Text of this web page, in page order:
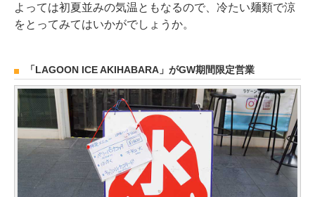
よっては初夏並みの気温ともなるので、冷たい麺類で涼
をとってみてはいかがでしょうか。
「LAGOON ICE AKIHABARA」がGW期間限定営業